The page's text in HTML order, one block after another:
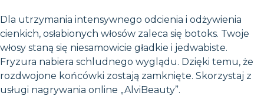
Dla utrzymania intensywnego odcienia i odżywienia
cienkich, osłabionych włosów zaleca się botoks. Twoje
włosy staną się niesamowicie gładkie i jedwabiste.
Fryzura nabiera schludnego wyglądu. Dzięki temu, że
rozdwojone końcówki zostają zamknięte. Skorzystaj z
usługi nagrywania online „AlviBeauty”.